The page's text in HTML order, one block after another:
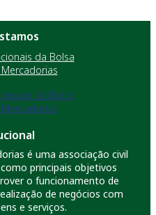
da Bolsa
da Bolsa
é uma associação civil
principais objetivos
o funcionamento de
de negócios com
e serviços.